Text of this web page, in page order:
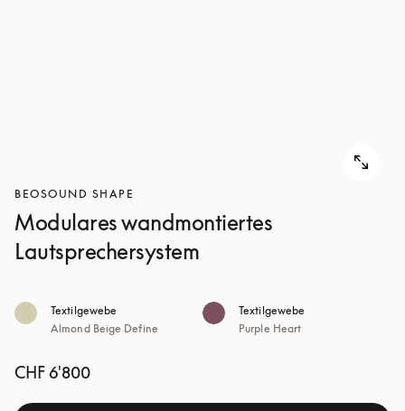
BEOSOUND SHAPE
Modulares wandmontiertes
Lautsprechersystem
Textilgewebe
Almond Beige Define
Textilgewebe
Purple Heart
CHF 6'800